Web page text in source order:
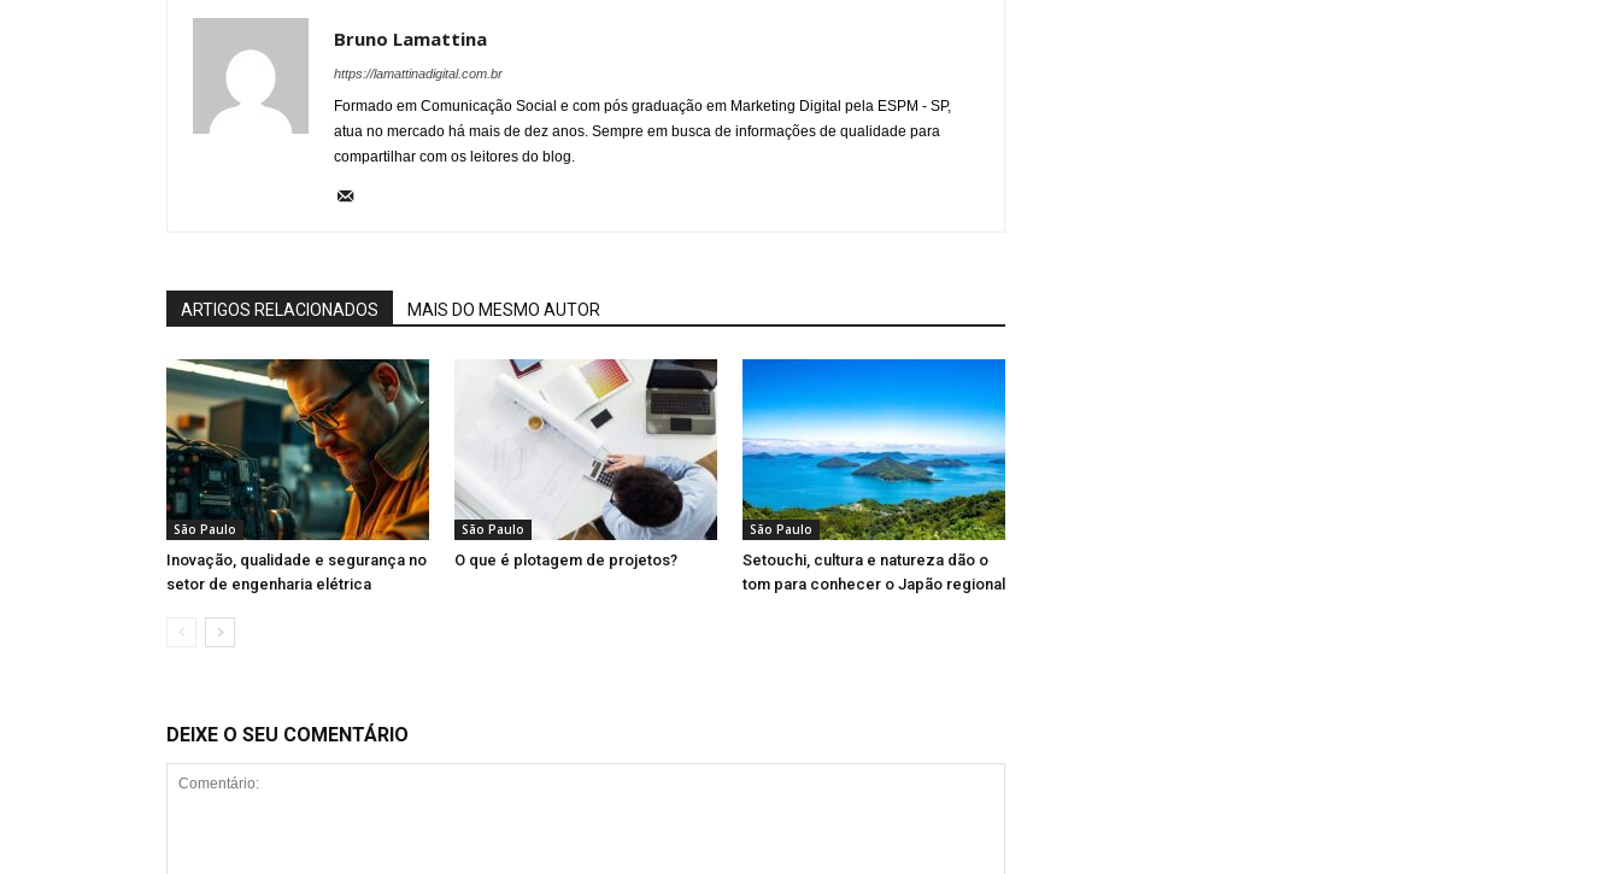
Bruno Lamattina
https://lamattinadigital.com.br
Formado em Comunicação Social e com pós graduação em Marketing Digital pela ESPM - SP,
atua no mercado há mais de dez anos. Sempre em busca de informações de qualidade para
compartilhar com os leitores do blog.
ARTIGOS RELACIONADOS MAIS DO MESMO AUTOR
São Paulo
Inovação, qualidade e segurança no
setor de engenharia elétrica
São Paulo
O que é plotagem de projetos?
São Paulo
Setouchi, cultura e natureza dão o
tom para conhecer o Japão regional
DEIXE O SEU COMENTÁRIO